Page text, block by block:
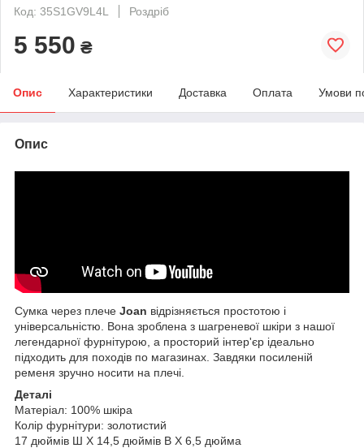
Код: 35S1GV9L4L
Роздріб
5 550 ₴
Опис Характеристики Доставка Оплата Умови
Опис
Сумка через плече Joan відрізняється простотою і
універсальністю. Вона зроблена з шагреневої шкіри з нашої
легендарної фурнітурою, а просторий інтер'єр ідеально
підходить для походів по магазинах. Завдяки посиленій
ременя зручно носити на плечі.
Деталі
Матеріал: 100% шкіра
Колір фурнітури: золотистий
17 дюймів Ш X 14,5 дюймів В X 6,5 дюйма